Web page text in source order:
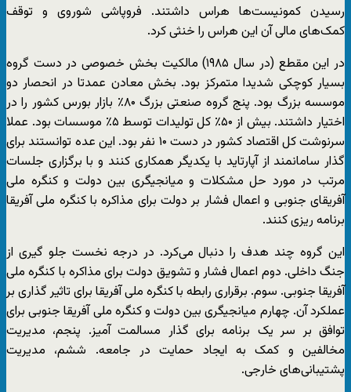
رسیدن کمونیست‌ها هراس داشتند. فروپاشی شوروی و توقف
کمک‌های مالی آن این هراس را خنثی کرد.
در این مقطع (در سال ۱۹۸۵) مالکیت بخش خصوصی در دست گروه
بسیار کوچکی شدیدا متمرکز بود. بخش معادن عمدتا در انحصار دو
موسسه بزرگ بود. پنج گروه صنعتی بزرگ ۸۰٪ بازار بورس کشور را در
اختیار داشتند. بیش از ۵۰٪ کل تولیدات توسط ۵٪ موسسات بود. عملا
سرنوشت کل اقتصاد کشور در دست ۱۰ نفر بود. این عده توانستند برای
گذار سامانمند از آپارتاید با یکدیگر همکاری کنند و با برگزاری جلسات
مرتب در مورد حل مشکلات و میانجیگری بین دولت و کنگره ملی
آفریقای جنوبی و اعمال فشار بر دولت برای مذاکره با کنگره ملی آفریقا
برنامه ریزی کنند.
این گروه چند هدف را دنبال می‌کرد. در درجه نخست جلو گیری از
جنگ داخلی. دوم اعمال فشار و تشویق دولت برای مذاکره با کنگره ملی
آفریقا جنوبی. سوم. برقراری رابطه با کنگره ملی آفریقا برای تاثیر گذاری بر
عملکرد آن. چهارم میانجیگری بین دولت و کنگره ملی آفریقا جنوبی برای
توافق بر سر یک برنامه برای گذار مسالمت آمیز. پنجم، مدیریت
مخالفین و کمک به ایجاد حمایت در جامعه. ششم، مدیریت
پشتیبانی‌های خارجی.